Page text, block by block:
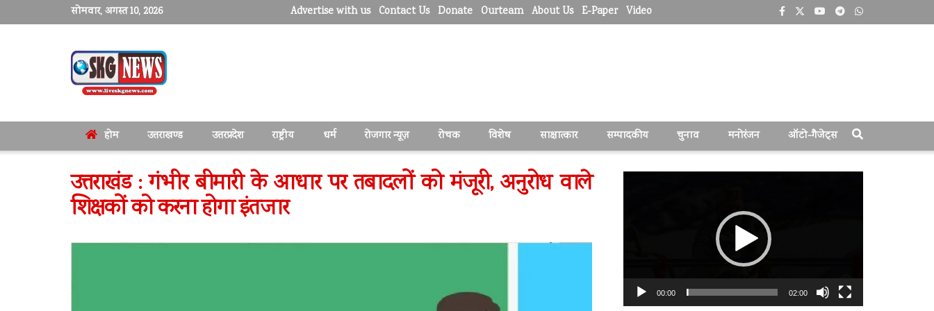
सोमवार, अगस्त 10, 2026 Advertise with us Contact Us Donate Ourteam About Us E-Paper Video
होम उत्तराखण्ड उत्तरप्रदेश राष्ट्रीय धर्म रोजगार न्यूज़ रोचक विशेष साक्षात्कार सम्पादकीय चुनाव मनोरंजन ऑटो-गैजेट्स
उत्तराखंड : गंभीर बीमारी के आधार पर तबादलों को मंजूरी, अनुरोध वाले
शिक्षकों को करना होगा इंतजार
00:00 02:00